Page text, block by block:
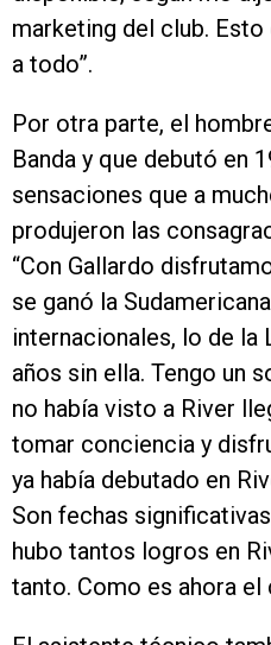
marketing del club.
a todo”.
Por otra parte, el
Banda y que debutó en
sensaciones que a
produjeron las
“Con Gallardo
se ganó la
internacionales, lo de
años sin ella. Tengo un
no había visto a River
tomar conciencia y
ya había debutado en
Son fechas
hubo tantos logros en
tanto. Como es ahora el